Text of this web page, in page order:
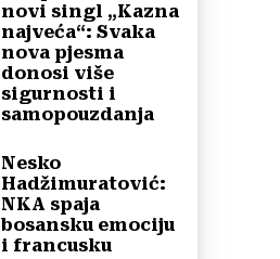
novi singl „Kazna
najveća“: Svaka
nova pjesma
donosi više
sigurnosti i
samopouzdanja
Nesko
Hadžimuratović:
NKA spaja
bosansku emociju
i francusku